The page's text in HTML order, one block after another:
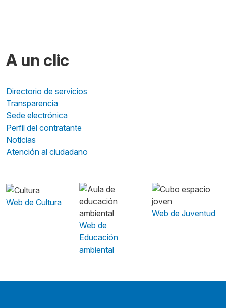
A un clic
Directorio de servicios
Transparencia
Sede electrónica
Perfil del contratante
Noticias
Atención al ciudadano
Web de Cultura
Web de
Educación
ambiental
Web de Juventud